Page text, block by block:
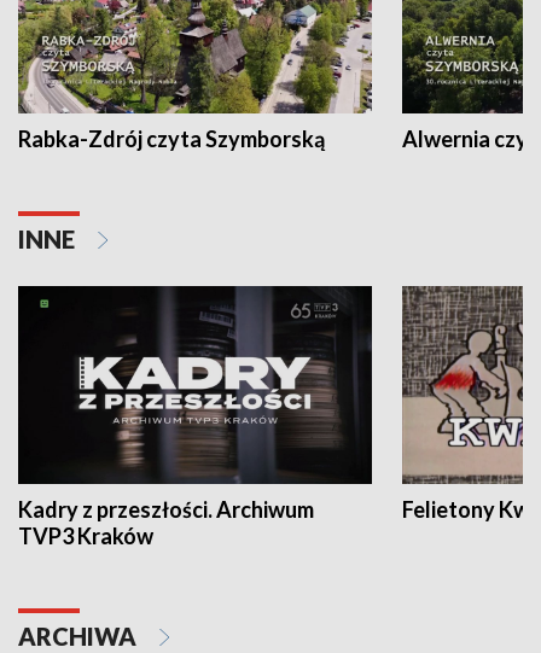
Rabka-Zdrój czyta Szymborską Alwernia
INNE
Kadry z przeszłości. Archiwum
TVP3 Kraków
Felietony
ARCHIWA